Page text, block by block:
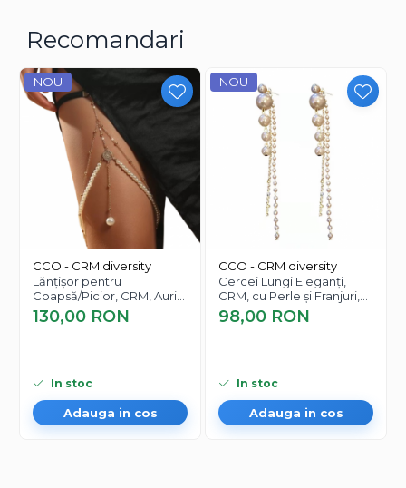
Recomandari
NOU
CCO - CRM diversity
Lănțișor pentru
Coapsă/Picior, CRM, Auriu
cu Perle Albe
130,00 RON
In stoc
Adauga in cos
NOU
CCO - CRM diversity
Cercei Lungi Eleganți,
CRM, cu Perle și Franjuri,
Alb/Auriu
98,00 RON
In stoc
Adauga in cos